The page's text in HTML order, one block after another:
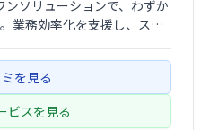
ソリューションで、わずか
業務効率化を支援し、スム
を見る
ビスを見る